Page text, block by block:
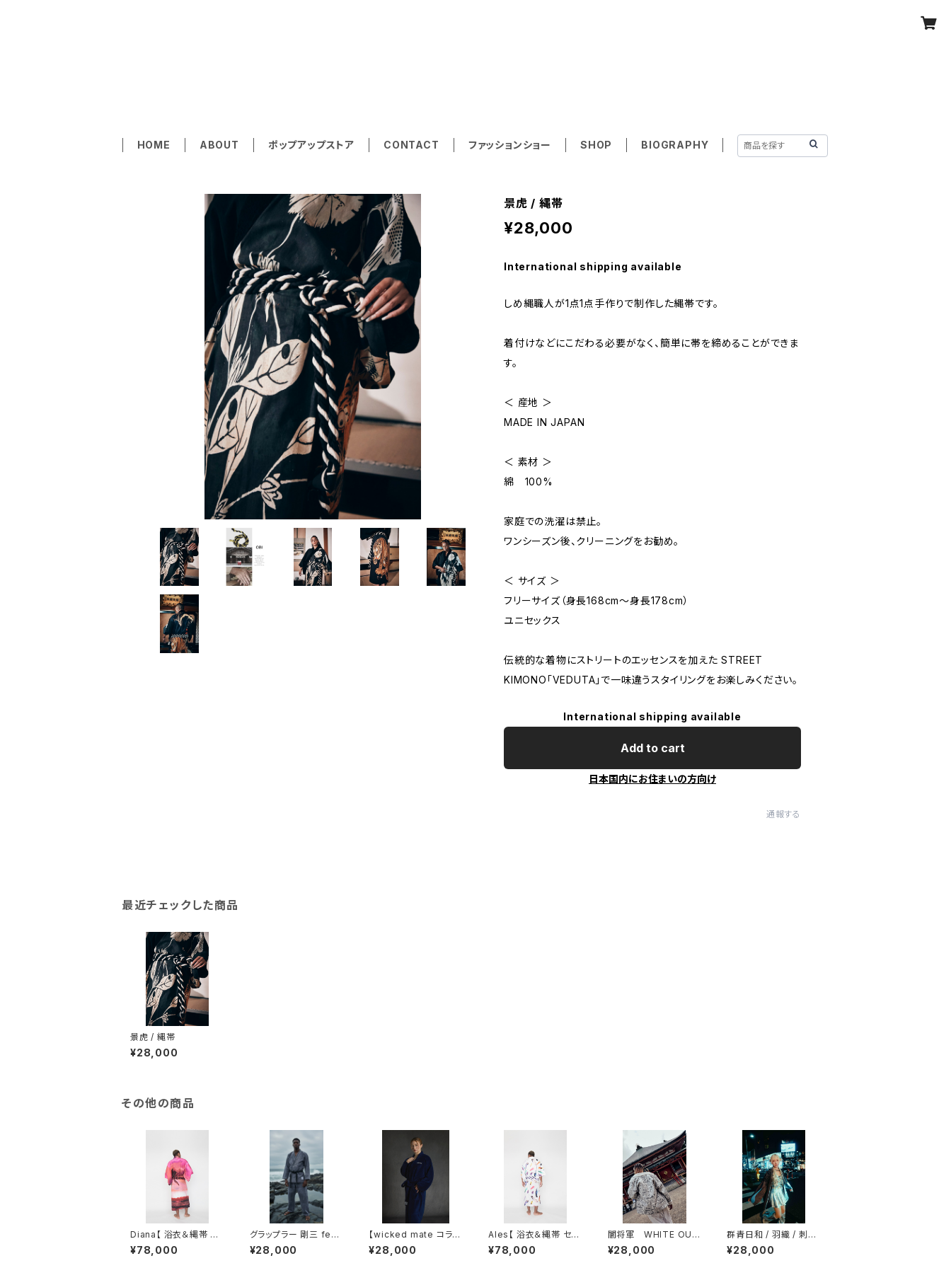
HOME ABOUT ポップアップストア CONTACT ファッションショー SHOP BIOGRAPHY
景虎 / 縄帯
¥28,000
International shipping available
しめ縄職人が1点1点手作りで制作した縄帯です。
着付けなどにこだわる必要がなく、簡単に帯を締めることができま
す。
＜ 産地 ＞
MADE IN JAPAN
＜ 素材 ＞
綿 100%
家庭での洗濯は禁止。
ワンシーズン後、クリーニングをお勧め。
＜ サイズ ＞
フリーサイズ（身長168cm〜身長178cm）
ユニセックス
伝統的な着物にストリートのエッセンスを加えた STREET
KIMONO「VEDUTA」で一味違うスタイリングをお楽しみください。
International shipping available
Add to cart
日本国内にお住まいの方向け
通報する
最近チェックした商品
景虎 / 縄帯
¥28,000
その他の商品
Diana【 浴衣＆縄帯 セ
ット 】
¥78,000
グラップラー 剛三 feat.
塩田道場、仁武堂【 合気
道ジャケット 】 / スプレ
¥28,000
【wicked mate コラ
ボ】FLEECE GOWN /
navy
¥28,000
Ales【 浴衣＆縄帯 セッ
ト 】
¥78,000
闇将軍 WHITE OUT
【 羽織 】 / キルト / ボア
/ ホワイト / コットン /
¥28,000
群青日和 / 羽織 / 刺繍
/ Future Dusk
¥28,000